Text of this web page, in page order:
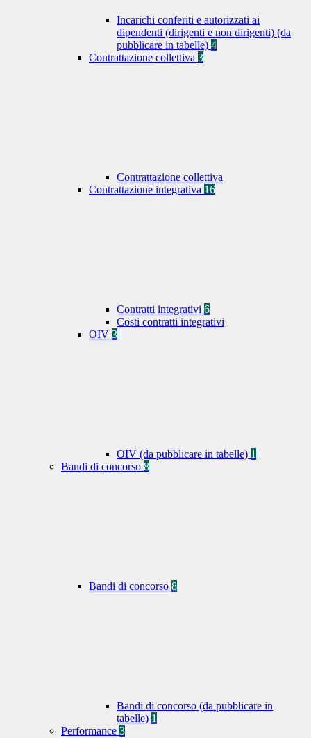
Incarichi conferiti e autorizzati ai
dipendenti (dirigenti e non dirigenti) (da
pubblicare in tabelle) 4
Contrattazione collettiva 3
Contrattazione collettiva
Contrattazione integrativa 16
Contratti integrativi 6
Costi contratti integrativi
OIV 3
OIV (da pubblicare in tabelle) 1
Bandi di concorso 8
Bandi di concorso 8
Bandi di concorso (da pubblicare in
tabelle) 1
Performance 3